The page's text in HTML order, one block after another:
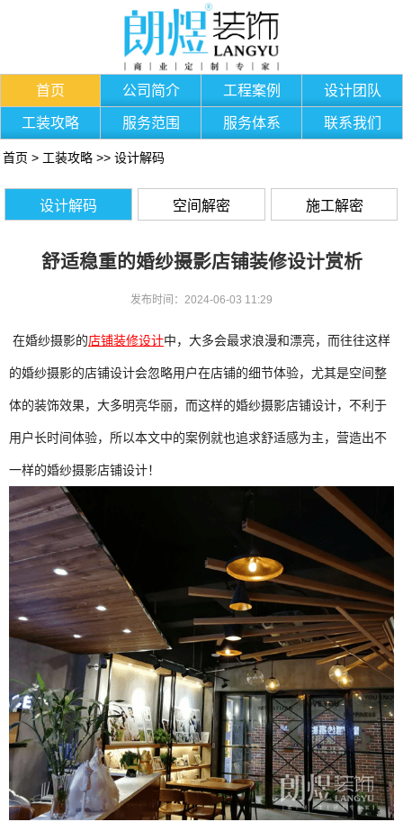
首页 公司简介 工程案例 设计团队
工装攻略 服务范围 服务体系 联系我们
首页 > 工装攻略 >> 设计解码
设计解码 空间解密 施工解密
舒适稳重的婚纱摄影店铺装修设计赏析
发布时间：2024-06-03 11:29
在婚纱摄影的店铺装修设计中，大多会最求浪漫和漂亮，而往往这样
的婚纱摄影的店铺设计会忽略用户在店铺的细节体验，尤其是空间整
体的装饰效果，大多明亮华丽，而这样的婚纱摄影店铺设计，不利于
用户长时间体验，所以本文中的案例就也追求舒适感为主，营造出不
一样的婚纱摄影店铺设计！